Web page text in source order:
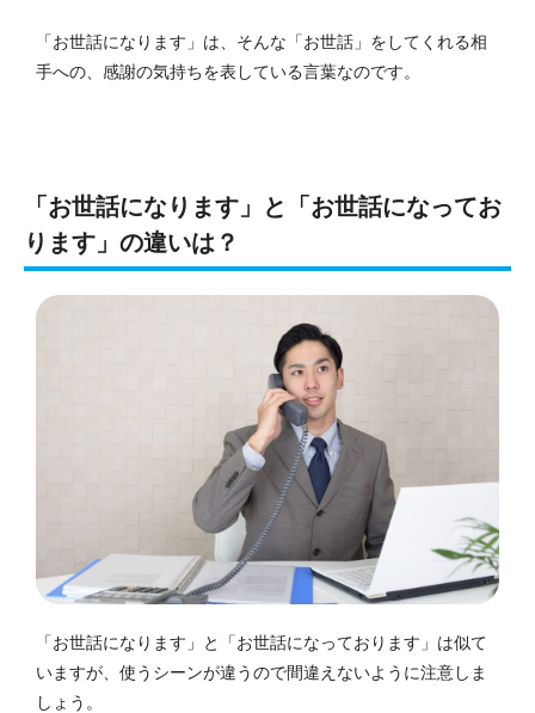
「お世話になります」は、そんな「お世話」をしてくれる相
手への、感謝の気持ちを表している言葉なのです。
「お世話になります」と「お世話になってお
ります」の違いは？
「お世話になります」と「お世話になっております」は似て
いますが、使うシーンが違うので間違えないように注意しま
しょう。